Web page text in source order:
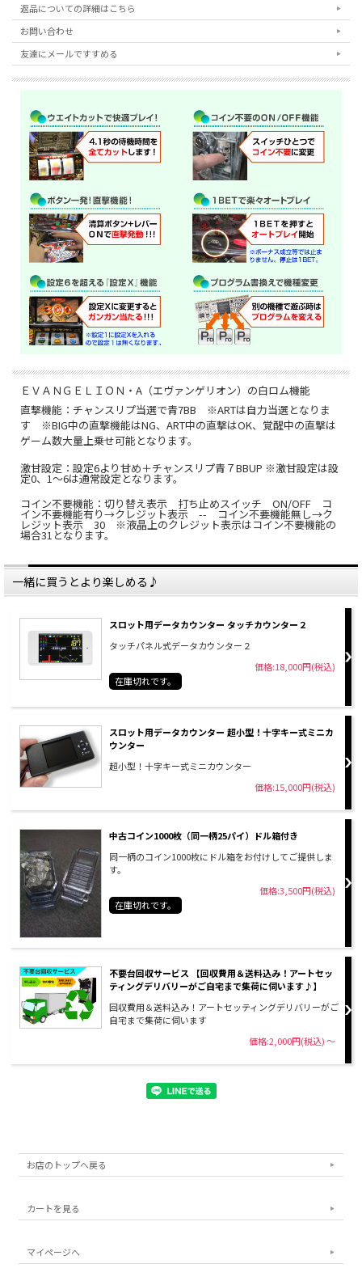
返品についての詳細はこちら
お問い合わせ
友達にメールですすめる
ＥＶＡＮＧＥＬＩＯＮ・A（エヴァンゲリオン）の白ロム機能
直撃機能：チャンスリプ当選で青7BB ※ARTは自力当選となりま
す ※BIG中の直撃機能はNG、ART中の直撃はOK、覚醒中の直撃は
ゲーム数大量上乗せ可能となります。
激甘設定：設定6より甘め＋チャンスリプ青７BBUP ※激甘設定は設
定0、1～6は通常設定となります。
コイン不要機能：切り替え表示 打ち止めスイッチ ON/OFF コ
イン不要機能有り→クレジット表示 -- コイン不要機能無し→ク
レジット表示 30 ※液晶上のクレジット表示はコイン不要機能の
場合31となります。
一緒に買うとより楽しめる♪
スロット用データカウンター タッチカウンター２
タッチパネル式データカウンター２
価格:18,000円(税込)
在庫切れです。
スロット用データカウンター 超小型！十字キー式ミニカ
ウンター
超小型！十字キー式ミニカウンター
価格:15,000円(税込)
中古コイン1000枚（同一柄25パイ）ドル箱付き
同一柄のコイン1000枚にドル箱をお付けしてご提供しま
す。
価格:3,500円(税込)
在庫切れです。
不要台回収サービス 【回収費用＆送料込み！アートセッ
ティングデリバリーがご自宅まで集荷に伺います♪】
回収費用＆送料込み！アートセッティングデリバリーがご
自宅まで集荷に伺います
価格:2,000円(税込)～
お店のトップへ戻る
カートを見る
マイページへ